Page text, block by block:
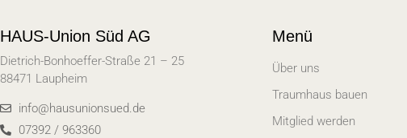
HAUS-Union Süd AG
Dietrich-Bonhoeffer-Straße 21 – 25
88471 Laupheim
info@hausunionsued.de
07392 / 963360
Menü
Über uns
Traumhaus bauen
Mitglied werden